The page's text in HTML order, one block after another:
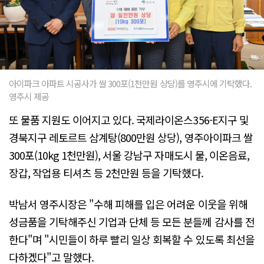
아이파크 아파트 시공사가 쌀 300포(1천만원 상당)를 영주시에 기탁했다.
영주시 제공
또 물품 지원도 이어지고 있다. 국제라이온스356-E지구 및
경북지구 레토르트 삼계탕(800만원 상당), 영주아이파크 쌀
300포(10kg 1천만원), 서울 강남구 자매도시 물, 이온음료,
장갑, 작업용 티셔츠 등 2천만원 등을 기탁했다.
박남서 영주시장은 "수해 피해를 입은 어려운 이웃을 위해
성금품을 기탁해주신 기업과 단체 등 모든 분들께 감사를 전
한다"며 "시민들이 하루 빨리 일상 회복할 수 있도록 최선을
다하겠다"고 말했다.